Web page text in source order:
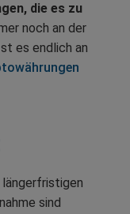
die es zu
noch an der
es endlich an
längerfristigen
sind